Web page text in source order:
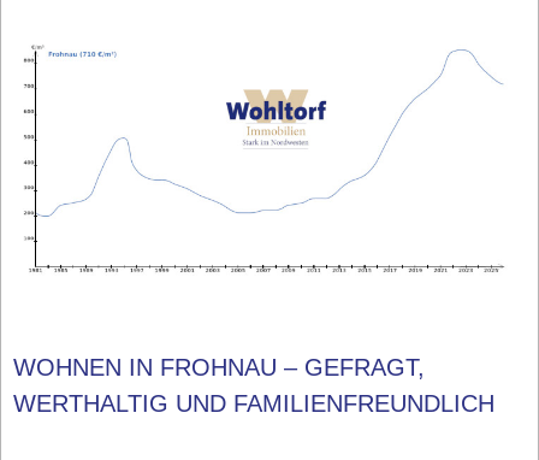
WOHNEN IN FROHNAU – GEFRAGT,
WERTHALTIG UND FAMILIENFREUNDLICH